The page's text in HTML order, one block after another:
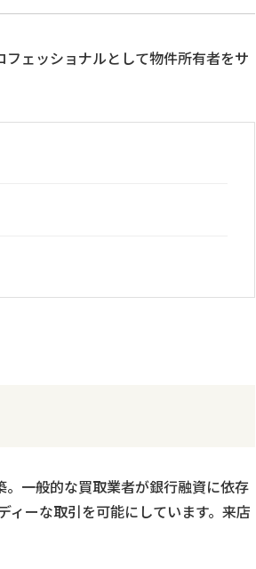
ェッショナルとして物件所有者をサ
一般的な買取業者が銀行融資に依存
ィーな取引を可能にしています。来店